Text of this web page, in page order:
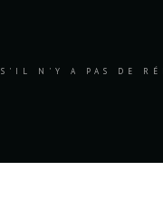
S'IL N'Y A PAS DE